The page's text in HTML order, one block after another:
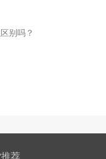
别吗？
荐